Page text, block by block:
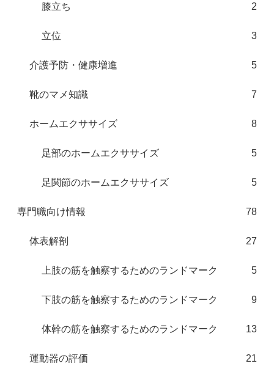
膝立ち 2
立位 3
介護予防・健康増進 5
靴のマメ知識 7
ホームエクササイズ 8
足部のホームエクササイズ 5
足関節のホームエクササイズ 5
専門職向け情報 78
体表解剖 27
上肢の筋を触察するためのランドマーク 5
下肢の筋を触察するためのランドマーク 9
体幹の筋を触察するためのランドマーク 13
運動器の評価 21